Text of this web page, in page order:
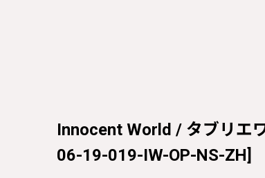
Innocent World / タブリエ
06-19-019-IW-OP-NS-ZH]